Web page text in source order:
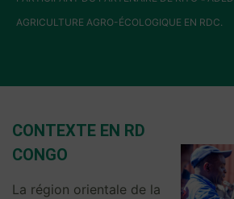
AGRICULTURE AGRO-ÉCOLOGIQUE EN RDC.
CONTEXTE EN RD
CONGO
La région orientale de la